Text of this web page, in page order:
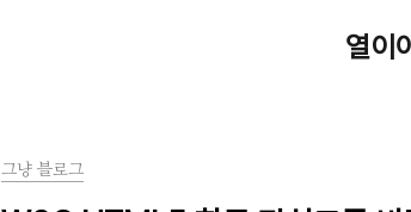
열이
그냥 블로그